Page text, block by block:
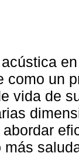
como un
vida de
más